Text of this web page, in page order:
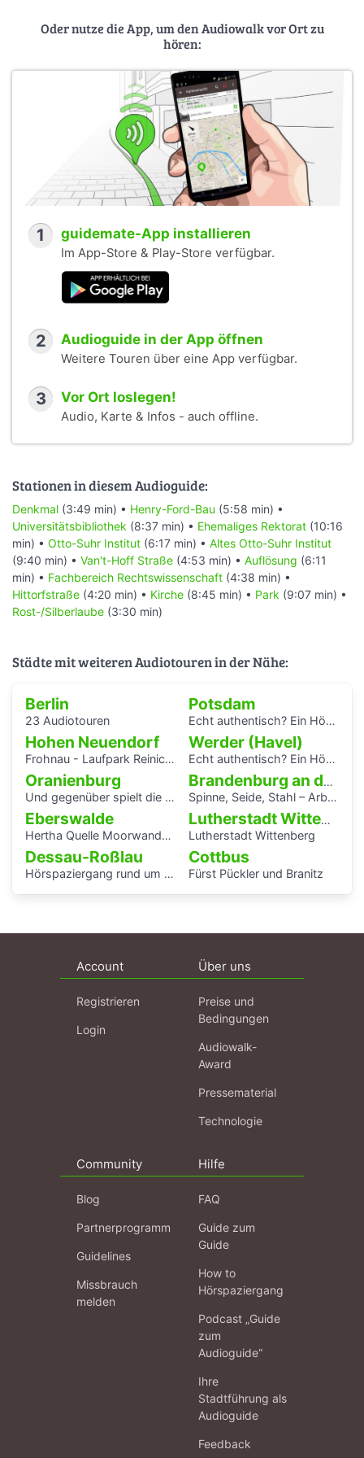
Oder nutze die App, um den Audiowalk vor Ort zu
hören:
1 guidemate-App installieren
Im App-Store & Play-Store verfügbar.
2 Audioguide in der App öffnen
Weitere Touren über eine App verfügbar.
3 Vor Ort loslegen!
Audio, Karte & Infos - auch offline.
Stationen in diesem Audioguide:
Denkmal (3:49 min) • Henry-Ford-Bau (5:58 min) •
Universitätsbibliothek (8:37 min) • Ehemaliges Rektorat (10:16
min) • Otto-Suhr Institut (6:17 min) • Altes Otto-Suhr Institut
(9:40 min) • Van't-Hoff Straße (4:53 min) • Auflösung (6:11
min) • Fachbereich Rechtswissenschaft (4:38 min) •
Hittorfstraße (4:20 min) • Kirche (8:45 min) • Park (9:07 min) •
Rost-/Silberlaube (3:30 min)
Städte mit weiteren Audiotouren in der Nähe:
Berlin
23 Audiotouren
Potsdam
Echt authentisch? Ein Hörspaziergang durch Potsdams Mitte
Hohen Neuendorf
Frohnau - Laufpark Reinickendorf
Werder (Havel)
Echt authentisch? Ein Hörspaziergang durch Potsdams Mitte
Oranienburg
Und gegenüber spielt die Blaskapelle
Brandenburg an der Havel
Spinne, Seide, Stahl – Arbeit und Kunst in Brandenburg.
Eberswalde
Hertha Quelle Moorwanderung
Lutherstadt Wittenberg
Lutherstadt Wittenberg
Dessau-Roßlau
Hörspaziergang rund um die Laubenganghäuser der Bauhaussiedlung Törten
Cottbus
Fürst Pückler und Branitz
Account
Registrieren
Login
Über uns
Preise und
Bedingungen
Audiowalk-
Award
Pressematerial
Technologie
Community
Blog
Partnerprogramm
Guidelines
Missbrauch
melden
Hilfe
FAQ
Guide zum
Guide
How to
Hörspaziergang
Podcast „Guide
zum
Audioguide“
Ihre
Stadtführung als
Audioguide
Feedback